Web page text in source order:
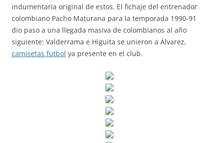
indumentaria original de estos. El fichaje del entrenador
colombiano Pacho Maturana para la temporada 1990-91
dio paso a una llegada masiva de colombianos al año
siguiente: Valderrama e Higuita se unieron a Álvarez,
camisetas futbol ya presente en el club.